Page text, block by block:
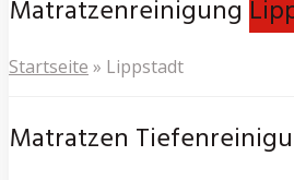
Matratzenreinigung
Startseite » Lippstadt
Matratzen